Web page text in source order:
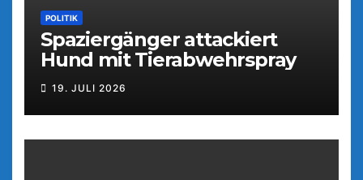
POLITIK
Spaziergänger attackiert
Hund mit Tierabwehrspray
19. JULI 2026